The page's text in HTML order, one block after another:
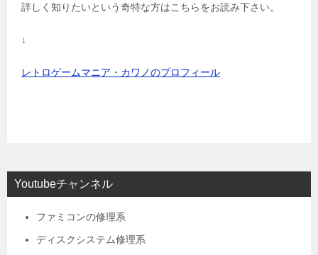
詳しく知りたいという奇特な方はこちらをお読み下さい。
↓
レトロゲームマニア・カワノのプロフィール
Youtubeチャンネル
ファミコンの修理系
ディスクシステム修理系